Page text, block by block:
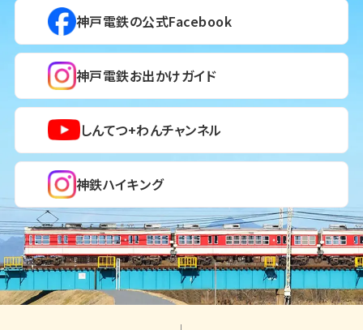
神戸電鉄の公式Facebook
神戸電鉄お出かけガイド
しんてつ+わんチャンネル
神鉄ハイキング